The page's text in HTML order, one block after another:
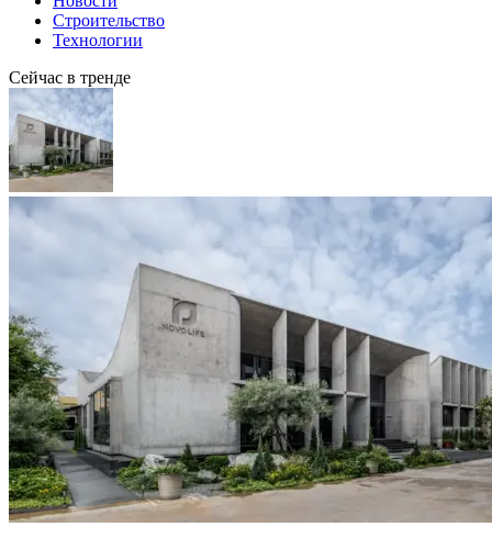
Строительство
Технологии
Сейчас в тренде